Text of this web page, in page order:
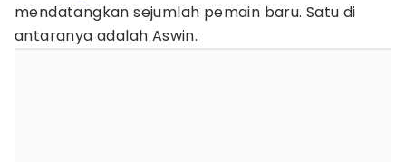
mendatangkan sejumlah pemain baru. Satu di
antaranya adalah Aswin.